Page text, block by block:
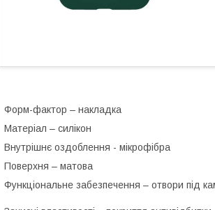
Форм-фактор – накладка
Матеріал – силікон
Внутрішнє оздоблення - мікрофібра
Поверхня – матова
Функціональне забезпечення – отвори під